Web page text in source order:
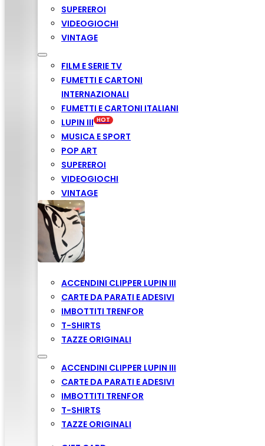
SUPEREROI
VIDEOGIOCHI
VINTAGE
FILM E SERIE TV
FUMETTI E CARTONI
INTERNAZIONALI
FUMETTI E CARTONI ITALIANI
LUPIN III
MUSICA E SPORT
POP ART
SUPEREROI
VIDEOGIOCHI
VINTAGE
ACCENDINI CLIPPER LUPIN III
CARTE DA PARATI E ADESIVI
IMBOTTITI TRENFOR
T-SHIRTS
TAZZE ORIGINALI
ACCENDINI CLIPPER LUPIN III
CARTE DA PARATI E ADESIVI
IMBOTTITI TRENFOR
T-SHIRTS
TAZZE ORIGINALI